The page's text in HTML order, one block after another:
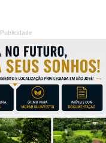
Publicidade